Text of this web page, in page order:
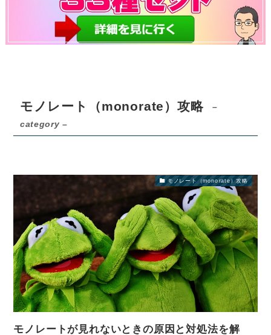
モノレート（monorate）攻略
–
category –
モノレート（monorate）攻略
モノレートが見れないときの原因と対処法を解